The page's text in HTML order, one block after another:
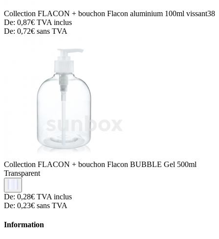
Collection FLACON + bouchon Flacon aluminium 100ml vissant38
De: 0,87€ TVA inclus
De: 0,72€ sans TVA
Collection FLACON + bouchon Flacon BUBBLE Gel 500ml
Transparent
De: 0,28€ TVA inclus
De: 0,23€ sans TVA
Information